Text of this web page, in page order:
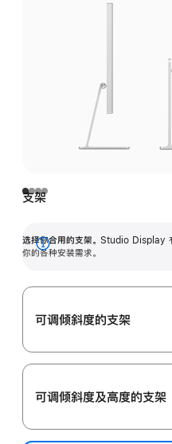
支架
选择你合用的支架。 Studio Display 有
你的各种安装需求。
展
可调倾斜度的支架
可调倾斜度及高‍度的支‍架